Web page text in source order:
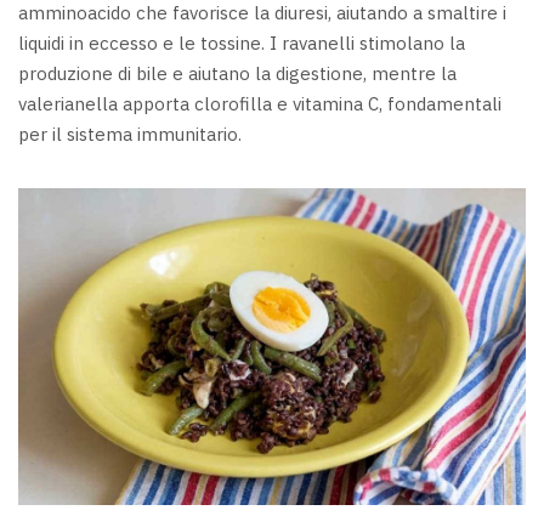
amminoacido che favorisce la diuresi, aiutando a smaltire i
liquidi in eccesso e le tossine. I ravanelli stimolano la
produzione di bile e aiutano la digestione, mentre la
valerianella apporta clorofilla e vitamina C, fondamentali
per il sistema immunitario.